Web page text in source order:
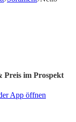
Preis im Prospekt
App öffnen